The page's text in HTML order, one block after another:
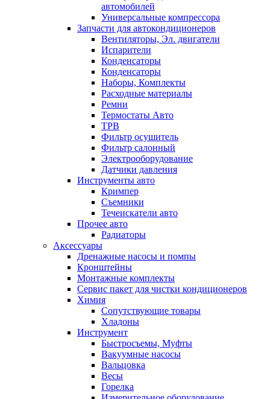
автомобилей
Универсальные компрессора
Запчасти для автокондиционеров
Вентиляторы, Эл. двигатели
Испарители
Конденсаторы
Конденсаторы
Наборы, Комплекты
Расходные материалы
Ремни
Термостаты Авто
ТРВ
Фильтр осушитель
Фильтр салонный
Электрооборудование
Датчики давления
Инструменты авто
Кримпер
Съемники
Течеискатели авто
Прочее авто
Радиаторы
Аксессуары
Дренажные насосы и помпы
Кронштейны
Монтажные комплекты
Сервис пакет для чистки кондиционеров
Химия
Сопутствующие товары
Хладоны
Инструмент
Быстросъемы, Муфты
Вакуумные насосы
Вальцовка
Весы
Горелка